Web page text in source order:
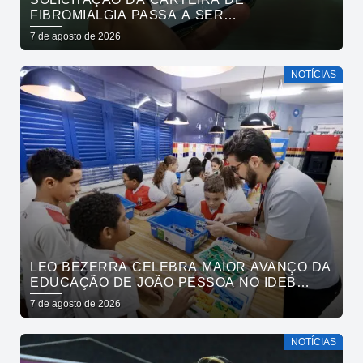
FIBROMIALGIA PASSA A SER
EXCLUSIVAMENTE PELO APLICATIVO JOÃO
PESSOA NA PALMA DA MÃO
7 de agosto de 2026
NOTÍCIAS
LEO BEZERRA CELEBRA MAIOR AVANÇO DA
EDUCAÇÃO DE JOÃO PESSOA NO IDEB
ENTRE CAPITAIS DO NORDESTE
7 de agosto de 2026
NOTÍCIAS